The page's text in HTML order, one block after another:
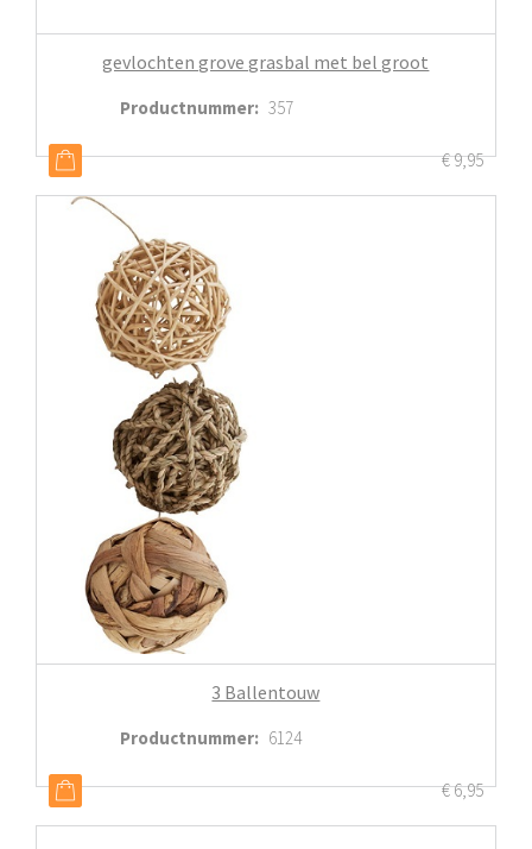
gevlochten grove grasbal met bel groot
Productnummer: 357
€9,95
3 Ballentouw
Productnummer: 6124
€6,95